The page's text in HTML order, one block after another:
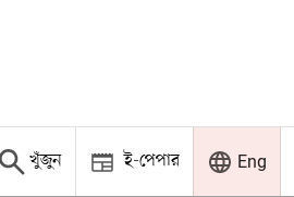
খুঁজুন ই-পেপার Eng